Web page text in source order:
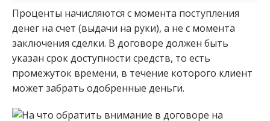
Проценты начисляются с момента поступления
денег на счет (выдачи на руки), а не с момента
заключения сделки. В договоре должен быть
указан срок доступности средств, то есть
промежуток времени, в течение которого клиент
может забрать одобренные деньги.